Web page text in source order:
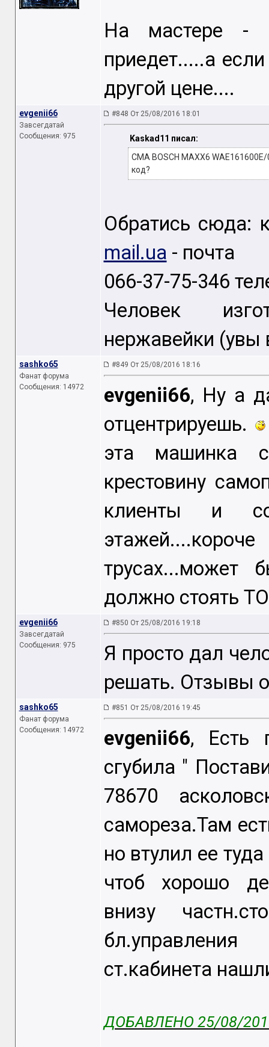
На мастере -
приедет.....а
другой цене....
evgenii66
Завсегдатай
Сообщения: 975
#848 От 25/08/2016 18:01
Kaskad11 писал:
СМА BOSCH MAXX6
код?
Обратись сюда:
mail.ua - почта
066-37-75-346
Человек
нержавейки (увы
sashko65
Фанат форума
Сообщения: 14972
#849 От 25/08/2016 18:16
evgenii66, Ну а
отцентрируешь.
эта машинка
крестовину
клиенты и
трусах...может
должно стоять
evgenii66
Завсегдатай
Сообщения: 975
#850 От 25/08/2016 19:18
Я просто дал
решать. Отзывы
sashko65
Фанат форума
Сообщения: 14972
#851 От 25/08/2016 19:45
evgenii66, Есть
сгубила "
78670
самореза.Там
но втулил ее
чтоб хорошо
внизу
ст.кабинета
ДОБАВЛЕНО 25/08/